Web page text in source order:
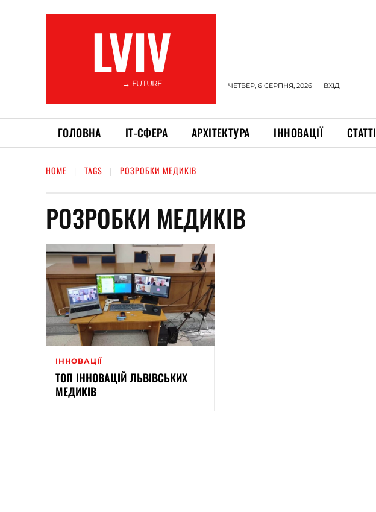
LVIV
———→ FUTURE ЧЕТВЕР, 6 СЕРПНЯ, 2026 ВХІД
ГОЛОВНА ІТ-СФЕРА АРХІТЕКТУРА ІННОВАЦІЇ СТАТТІ
HOME TAGS РОЗРОБКИ МЕДИКІВ
РОЗРОБКИ МЕДИКІВ
ІННОВАЦІЇ
ТОП ІННОВАЦІЙ ЛЬВІВСЬКИХ
МЕДИКІВ